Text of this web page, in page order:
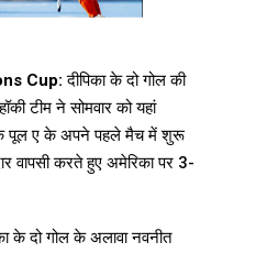
Cup: दीपिका के दो गोल की
टीम ने सोमवार को यहां
ए के अपने पहले मैच में शुरू
वापसी करते हुए अमेरिका पर 3-
के दो गोल के अलावा नवनीत